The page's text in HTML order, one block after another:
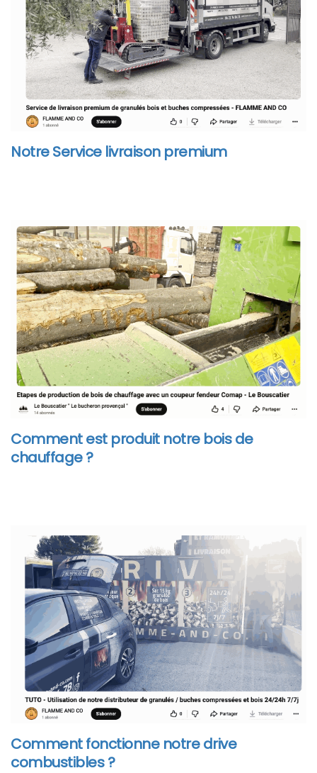
Notre Service livraison premium
Comment est produit notre bois de
chauffage ?
Comment fonctionne notre drive
combustibles ?